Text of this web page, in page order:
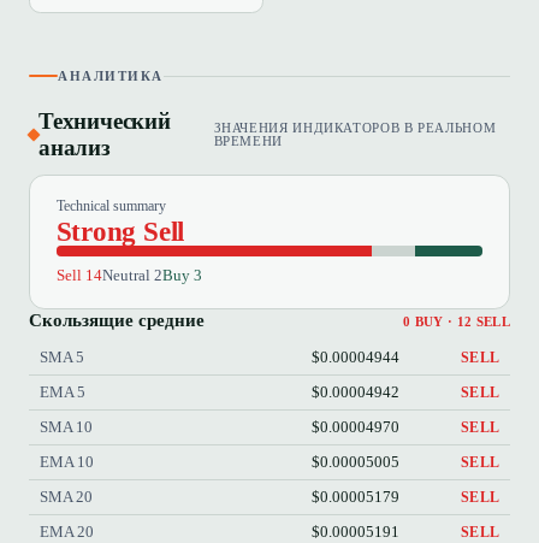
АНАЛИТИКА
Технический
анализ
ЗНАЧЕНИЯ ИНДИКАТОРОВ В РЕАЛЬНОМ
ВРЕМЕНИ
Technical summary
Strong Sell
Sell 14Neutral 2Buy 3
Скользящие средние 0 BUY · 12 SELL
SMA 5 $0.00004944 SELL
EMA 5 $0.00004942 SELL
SMA 10 $0.00004970 SELL
EMA 10 $0.00005005 SELL
SMA 20 $0.00005179 SELL
EMA 20 $0.00005191 SELL